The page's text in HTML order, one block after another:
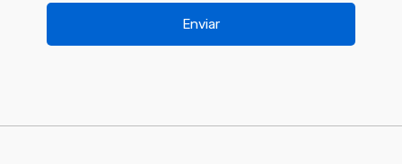
Enviar